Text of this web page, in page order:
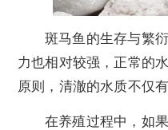
斑马鱼的生存与繁
力也相对较强，正常的
原则，清澈的水质不仅
在养殖过程中，如